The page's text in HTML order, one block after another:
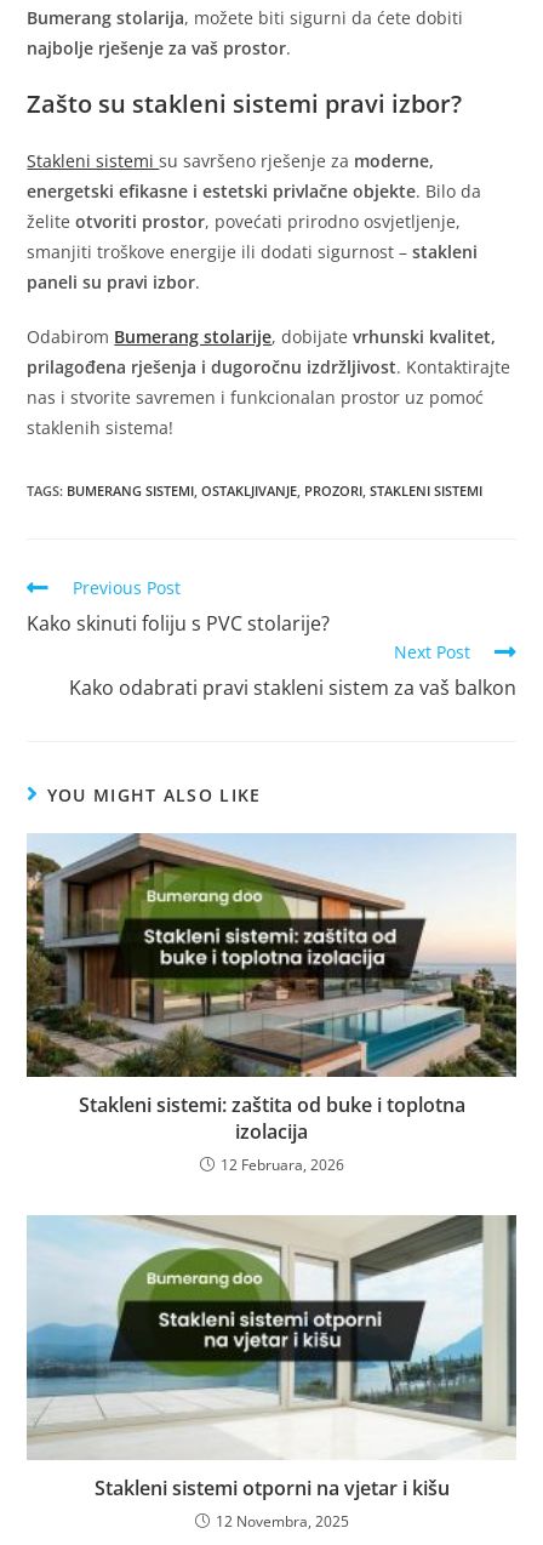
Bumerang stolarija, možete biti sigurni da ćete dobiti
najbolje rješenje za vaš prostor.
Zašto su stakleni sistemi pravi izbor?
Stakleni sistemisu savršeno rješenje za moderne,
energetski efikasne i estetski privlačne objekte. Bilo da
želiteotvoriti prostor, povećati prirodno osvjetljenje,
smanjiti troškove energije ili dodati sigurnost –stakleni
paneli su pravi izbor.
Odabirom Bumerang stolarije, dobijatevrhunski kvalitet,
prilagođena rješenja i dugoročnu izdržljivost. Kontaktirajte
nas i stvorite savremen i funkcionalan prostor uz pomoć
staklenih sistema!
TAGS: BUMERANG SISTEMI OSTAKLJIVANJE PROZORI STAKLENI SISTEMI
Previous Post
Kako skinuti foliju s PVC stolarije?
Next Post
Kako odabrati pravi stakleni sistem za vaš balkon
YOU MIGHT ALSO LIKE
Stakleni sistemi: zaštita od buke i toplotna
izolacija
12 Februara, 2026
Stakleni sistemi otporni na vjetar i kišu
12 Novembra, 2025